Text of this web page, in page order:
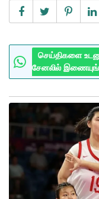
செய்திகளை
சேனலில்